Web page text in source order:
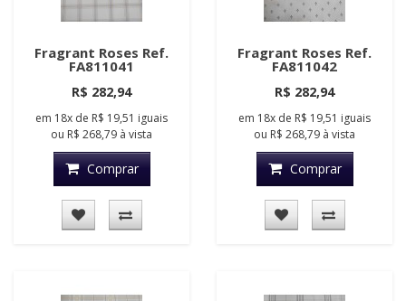
Fragrant Roses Ref.
FA811041
R$ 282,94
em 18x de R$ 19,51 iguais
ou R$ 268,79 à vista
Comprar
Fragrant Roses Ref.
FA811042
R$ 282,94
em 18x de R$ 19,51 iguais
ou R$ 268,79 à vista
Comprar